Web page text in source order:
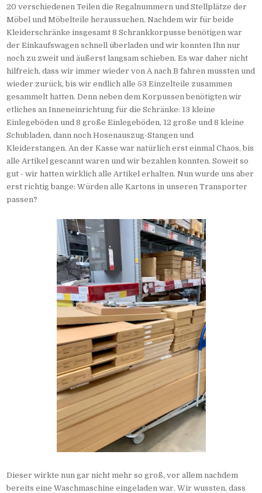
20 verschiedenen Teilen die Regalnummern und Stellplätze der
Möbel und Möbelteile heraussuchen. Nachdem wir für beide
Kleiderschränke insgesamt 8 Schrankkorpusse benötigen war
der Einkaufswagen schnell überladen und wir konnten Ihn nur
noch zu zweit und äußerst langsam schieben. Es war daher nicht
hilfreich, dass wir immer wieder von A nach B fahren mussten und
wieder zurück, bis wir endlich alle 53 Einzelteile zusammen
gesammelt hatten. Denn neben dem Korpussen benötigten wir
etliches an Inneneinrichtung für die Schränke: 13 kleine
Einlegeböden und 8 große Einlegeböden, 12 große und 8 kleine
Schubladen, dann noch Hosenauszug-Stangen und
Kleiderstangen. An der Kasse war natürlich erst einmal Chaos, bis
alle Artikel gescannt waren und wir bezahlen konnten. Soweit so
gut - wir hatten wirklich alle Artikel erhalten. Nun wurde uns aber
erst richtig bange: Würden alle Kartons in unseren Transporter
passen?
Dieser wirkte nun gar nicht mehr so groß, vor allem nachdem
bereits eine Waschmaschine eingeladen war. Wir wussten, dass